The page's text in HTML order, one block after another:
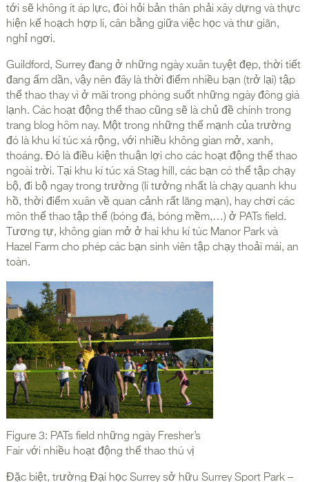
tới sẽ không ít áp lực, đòi hỏi bản thân phải xây dựng và thực
hiện kế hoạch hợp lí, cân bằng giữa việc học và thư giãn,
nghỉ ngơi.
Guildford, Surrey đang ở những ngày xuân tuyệt đẹp, thời tiết
đang ấm dần, vậy nên đây là thời điểm nhiều bạn (trở lại) tập
thể thao thay vì ở mãi trong phòng suốt những ngày đông giá
lạnh. Các hoạt động thể thao cũng sẽ là chủ đề chính trong
trang blog hôm nay. Một trong những thế mạnh của trường
đó là khu kí túc xá rộng, với nhiều không gian mở, xanh,
thoáng. Đó là điều kiện thuận lợi cho các hoạt động thể thao
ngoài trời. Tại khu kí túc xá Stag hill, các bạn có thể tập chạy
bộ, đi bộ ngay trong trường (lí tưởng nhất là chạy quanh khu
hồ, thời điểm xuân về quan cảnh rất lãng mạn), hay chơi các
môn thể thao tập thể (bóng đá, bóng mềm,…) ở PATs field.
Tương tự, không gian mở ở hai khu kí túc Manor Park và
Hazel Farm cho phép các bạn sinh viên tập chạy thoải mái, an
toàn.
Figure 3: PATs field những ngày Fresher’s
Fair với nhiều hoạt động thể thao thú vị
Đặc biệt, trường Đại học Surrey sở hữu Surrey Sport Park –